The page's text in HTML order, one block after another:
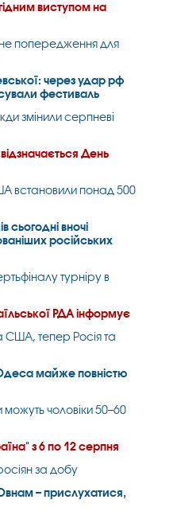
виступом на
попередження для
через удар рф
фестиваль
змінили серпневі
День
встановили понад 500
сьогодні вночі
російських
турніру в
РДА інформує
США, тепер Росія та
майже повністю
можуть чоловіки 50–60
з 6 по 12 серпня
за добу
– прислухатися,